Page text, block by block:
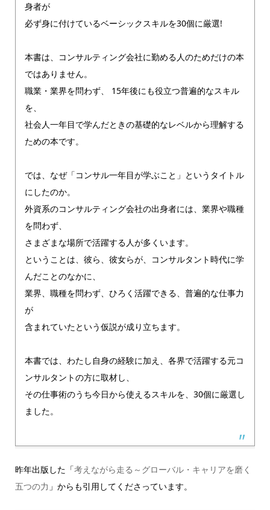
身者が
必ず身に付けているベーシックスキルを30個に厳選!
本書は、コンサルティング会社に勤める人のためだけの本
ではありません。
職業・業界を問わず、 15年後にも役立つ普遍的なスキル
を、
社会人一年目で学んだときの基礎的なレベルから理解する
ための本です。
では、なぜ「コンサル一年目が学ぶこと」というタイトル
にしたのか。
外資系のコンサルティング会社の出身者には、業界や職種
を問わず、
さまざまな場所で活躍する人が多くいます。
ということは、彼ら、彼女らが、コンサルタント時代に学
んだことのなかに、
業界、職種を問わず、ひろく活躍できる、普遍的な仕事力
が
含まれていたという仮説が成り立ちます。
本書では、わたし自身の経験に加え、各界で活躍する元コ
ンサルタントの方に取材し、
その仕事術のうち今日から使えるスキルを、30個に厳選し
ました。
昨年出版した「考えながら走る～グローバル・キャリアを磨く
五つの力 」からも引用してくださっています。